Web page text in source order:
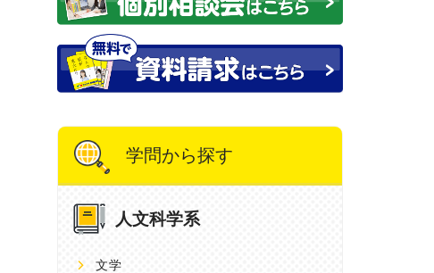
学問から探す
人文科学系
文学